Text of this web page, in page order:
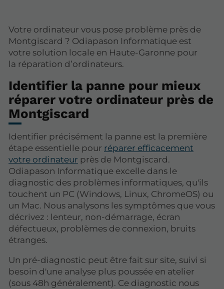
Votre ordinateur vous pose problème près de
Montgiscard ? Odiapason Informatique est
votre solution locale en Haute-Garonne pour
la réparation d’ordinateurs.
Identifier la panne pour mieux
réparer votre ordinateur près de
Montgiscard
Identifier précisément la panne est la première
étape essentielle pour réparer efficacement
votre ordinateur près de Montgiscard.
Odiapason Informatique excelle dans le
diagnostic des problèmes informatiques, qu'ils
touchent un PC (Windows, Linux, ChromeOS) ou
un Mac. Nous analysons les symptômes que vous
décrivez : lenteur, non-démarrage, écran
défectueux, problèmes de connexion, bruits
étranges.
Un pré-diagnostic peut être fait sur site, suivi si
besoin d'une analyse plus poussée en atelier
(sous 48h généralement). Ce diagnostic nous